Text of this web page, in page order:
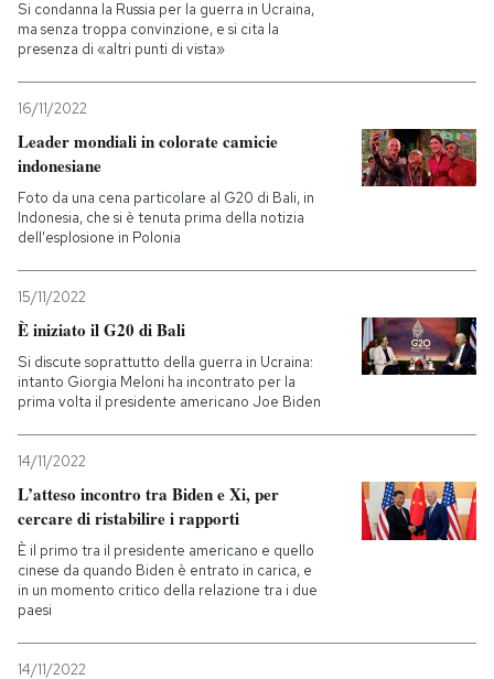
Si condanna la Russia per la guerra in Ucraina,
ma senza troppa convinzione, e si cita la
presenza di «altri punti di vista»
16/11/2022
Leader mondiali in colorate camicie
indonesiane
Foto da una cena particolare al G20 di Bali, in
Indonesia, che si è tenuta prima della notizia
dell'esplosione in Polonia
15/11/2022
È iniziato il G20 di Bali
Si discute soprattutto della guerra in Ucraina:
intanto Giorgia Meloni ha incontrato per la
prima volta il presidente americano Joe Biden
14/11/2022
L’atteso incontro tra Biden e Xi, per
cercare di ristabilire i rapporti
È il primo tra il presidente americano e quello
cinese da quando Biden è entrato in carica, e
in un momento critico della relazione tra i due
paesi
14/11/2022